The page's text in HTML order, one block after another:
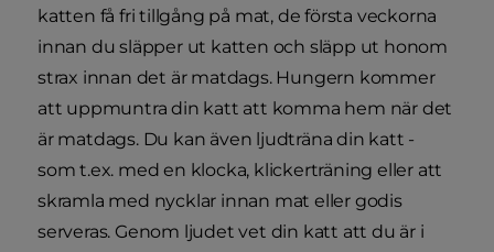
katten få fri tillgång på mat, de första veckorna
innan du släpper ut katten och släpp ut honom
strax innan det är matdags. Hungern kommer
att uppmuntra din katt att komma hem när det
är matdags. Du kan även ljudträna din katt -
som t.ex. med en klocka, klickerträning eller att
skramla med nycklar innan mat eller godis
serveras. Genom ljudet vet din katt att du är i